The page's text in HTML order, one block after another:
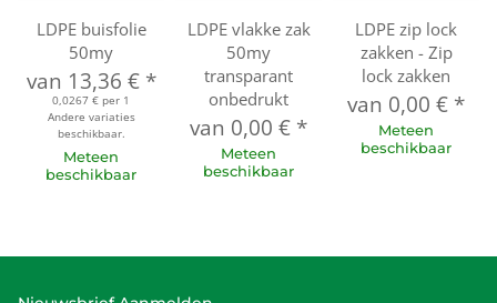
LDPE buisfolie
50my
van 13,36 € *
0,0267 € per 1
Andere variaties
beschikbaar.
Meteen
beschikbaar
LDPE vlakke zak
50my
transparant
onbedrukt
van 0,00 € *
Meteen
beschikbaar
LDPE zip lock
zakken - Zip
lock zakken
van 0,00 € *
Meteen
beschikbaar